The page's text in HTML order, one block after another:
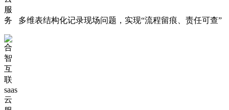
多维表结构化记录现场问题，实现“流程留痕、责任可查”